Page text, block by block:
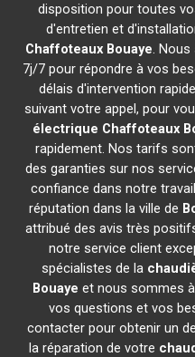
disposition pour toutes
d'entretien et
Chaffoteaux Bouaye.
7j/7 pour répondre à vos
délais d'intervention
suivant votre appel, pour
électrique Chaffoteaux
rapidement. Nos tarifs
des garanties sur nos
confiance dans notre
réputation dans la ville de
attribué des avis très
notre service client
spécialistes de la
Bouaye et nous sommes
vos questions et vos
contacter pour obtenir un
la réparation de votre